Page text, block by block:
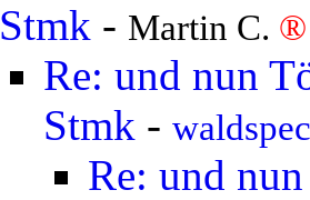
Stmk - Martin C. ®
Re: und nun
Stmk -
Re: und